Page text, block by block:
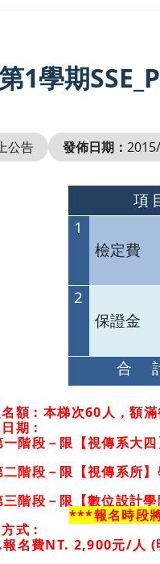
1學期
公告 發佈日期：
項
1
檢定費
2
保證金
合
額 :本梯次60人，額
期 :
一階段－限【視傳系大四
二階段－限【視傳系所】
三階段－限【數位設計
***報名時段
式 :
報名費NT. 2,900元/人 (